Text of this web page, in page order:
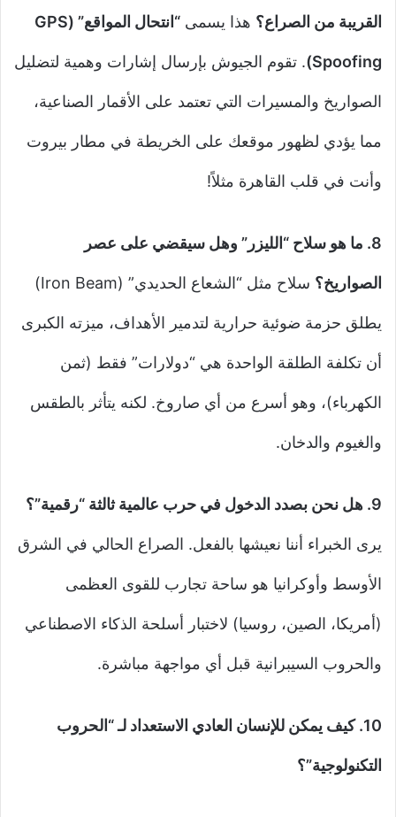
القريبة من الصراع؟ هذا يسمى “انتحال المواقع” (GPS
Spoofing) . تقوم الجيوش بإرسال إشارات وهمية لتضليل
الصواريخ والمسيرات التي تعتمد على الأقمار الصناعية،
مما يؤدي لظهور موقعك على الخريطة في مطار بيروت
وأنت في قلب القاهرة مثلاً!
8. ما هو سلاح “الليزر” وهل سيقضي على عصر
الصواريخ؟ سلاح مثل “الشعاع الحديدي” (Iron Beam)
يطلق حزمة ضوئية حرارية لتدمير الأهداف، ميزته الكبرى
أن تكلفة الطلقة الواحدة هي “دولارات” فقط (ثمن
الكهرباء)، وهو أسرع من أي صاروخ. لكنه يتأثر بالطقس
والغيوم والدخان.
9. هل نحن بصدد الدخول في حرب عالمية ثالثة “رقمية”؟
يرى الخبراء أننا نعيشها بالفعل. الصراع الحالي في الشرق
الأوسط وأوكرانيا هو ساحة تجارب للقوى العظمى
(أمريكا، الصين، روسيا) لاختبار أسلحة الذكاء الاصطناعي
والحروب السيبرانية قبل أي مواجهة مباشرة.
10. كيف يمكن للإنسان العادي الاستعداد لـ “الحروب
التكنولوجية”؟